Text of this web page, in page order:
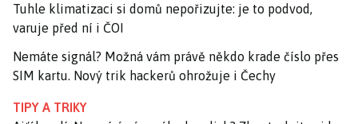
Tuhle klimatizaci si domů nepořizujte: je to podvod,
varuje před ní i ČOI
Nemáte signál? Možná vám právě někdo krade číslo přes
SIM kartu. Nový trik hackerů ohrožuje i Čechy
TIPY A TRIKY